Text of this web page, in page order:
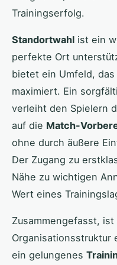
Trainingserfolg.
Standortwahl ist ein
perfekte Ort
bietet ein Umfeld, das
maximiert. Ein
verleiht den Spielern
auf die Match-
ohne durch äußere
Der Zugang zu
Nähe zu wichtigen
Wert eines
Zusammengefasst,
Organisationsstruktur
ein gelungenes